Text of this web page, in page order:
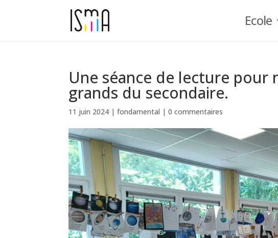
Ecole
Une séance de lecture pour
grands du secondaire.
11 juin 2024 |fondamental |0 commentaires